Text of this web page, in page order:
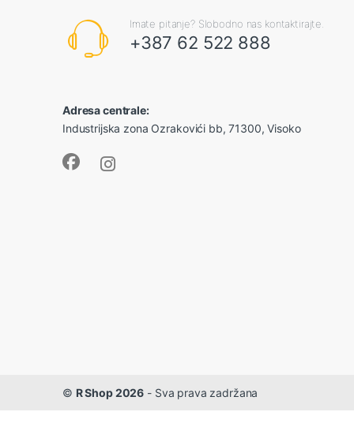
Imate pitanje? Slobodno nas kontaktirajte.
+387 62 522 888
Adresa centrale:
Industrijska zona Ozrakovići bb, 71300, Visoko
© R Shop 2026 - Sva prava zadržana